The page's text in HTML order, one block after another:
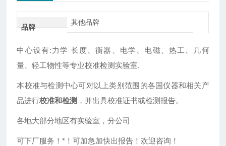
品牌
其他品牌
中心设有:力学 长度、衡器、电学、电磁、热工、几何
量、轻工物性等专业校准检测实验室.
本校准与检测中心可对以上类别范围的各国仪器和相关产
品进行校准和检测 ，并出具校准证书或检测报告。
各地大部分地区有实验室，分公司
可下厂服务！*！可加急加快出报告！欢迎咨询！